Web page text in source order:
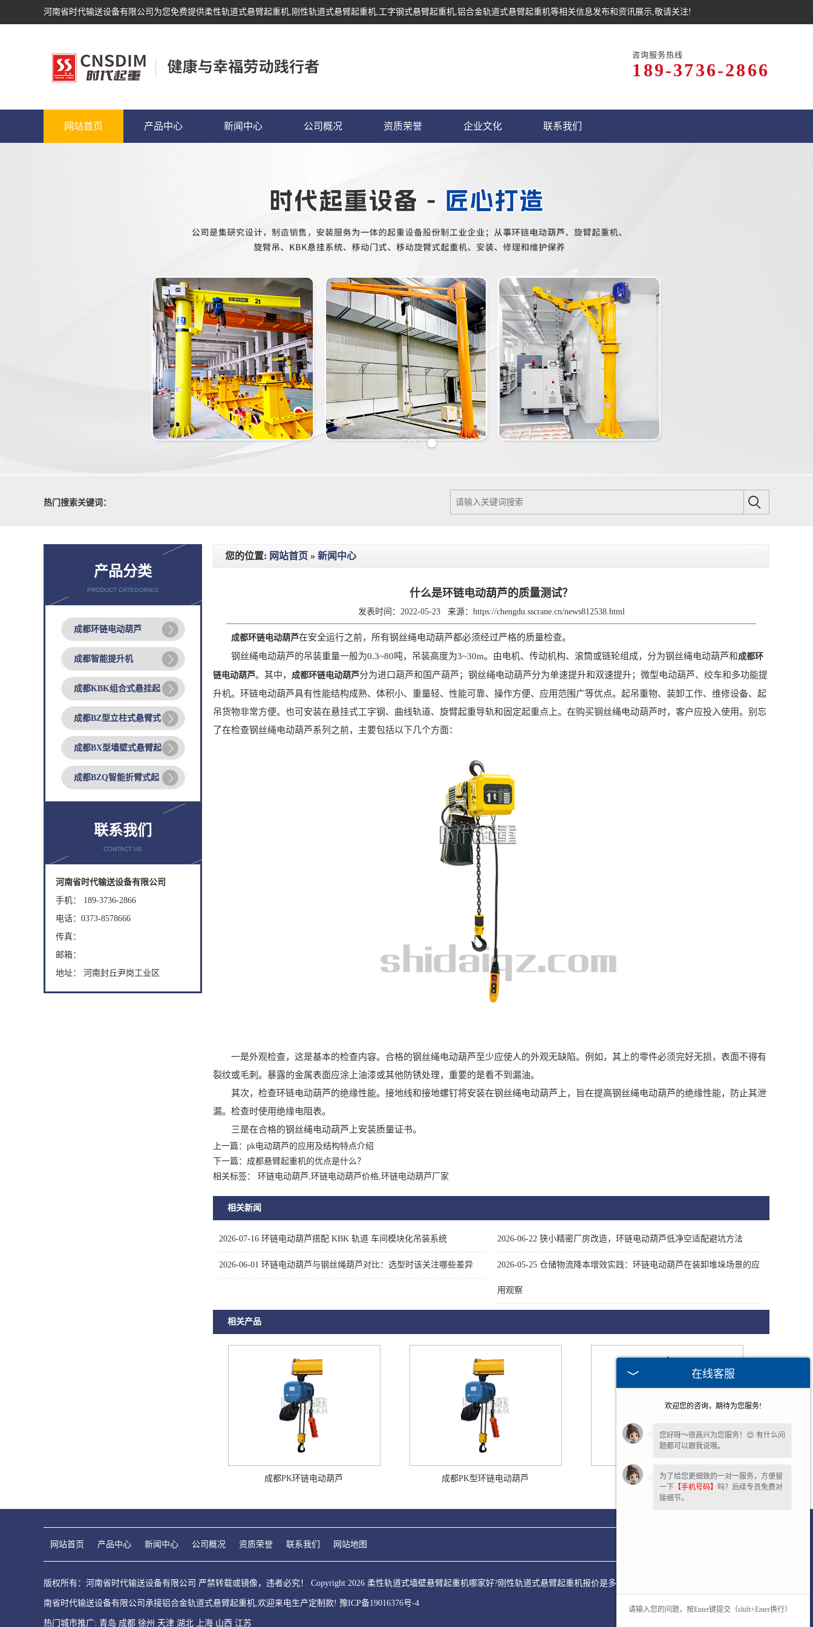
河南省时代输送设备有限公司为您免费提供柔性轨道式悬臂起重机,刚性轨道式悬臂起重机,工字钢式悬臂起重机,铝合金轨道式悬臂起重机等相关信息发布和资讯展示,敬请关注!
咨询服务热线
189-3736-2866
网站首页 产品中心 新闻中心 公司概况 资质荣誉 企业文化 联系我们
热门搜索关键词：
产品分类
PRODUCT CATEGORIES
成都环链电动葫芦
成都智能提升机
成都KBK组合式悬挂起
成都BZ型立柱式悬臂式
成都BX型墙壁式悬臂起
成都BZQ智能折臂式起
联系我们
CONTACT US
河南省时代输送设备有限公司
手机： 189-3736-2866
电话：0373-8578666
传真：
邮箱：
地址： 河南封丘尹岗工业区
您的位置: 网站首页 » 新闻中心
什么是环链电动葫芦的质量测试？
发表时间：2022-05-23 来源： https://chengdu.sscrane.cn/news812538.html
成都环链电动葫芦在安全运行之前，所有钢丝绳电动葫芦都必须经过严格的质量检查。
钢丝绳电动葫芦的吊装重量一般为0.3~80吨，吊装高度为3~30m。由电机、传动机构、滚筒或链轮组成，分为钢丝绳电动葫芦和 成都环
链电动葫芦。其中， 成都环链电动葫芦分为进口葫芦和国产葫芦；钢丝绳电动葫芦分为单速提升和双速提升；微型电动葫芦、绞车和多功能提
升机。环链电动葫芦具有性能结构成熟、体积小、重量轻、性能可靠、操作方便、应用范围广等优点。起吊重物、装卸工作、维修设备、起
吊货物非常方便。也可安装在悬挂式工字钢、曲线轨道、旋臂起重导轨和固定起重点上。在购买钢丝绳电动葫芦时，客户应投入使用。别忘
了在检查钢丝绳电动葫芦系列之前，主要包括以下几个方面：
一是外观检查，这是基本的检查内容。合格的钢丝绳电动葫芦至少应使人的外观无缺陷。例如，其上的零件必须完好无损，表面不得有
裂纹或毛刺。暴露的金属表面应涂上油漆或其他防锈处理，重要的是看不到漏油。
其次，检查环链电动葫芦的绝缘性能。接地线和接地螺钉将安装在钢丝绳电动葫芦上，旨在提高钢丝绳电动葫芦的绝缘性能，防止其泄
漏。检查时使用绝缘电阻表。
三是在合格的钢丝绳电动葫芦上安装质量证书。
上一篇： pk电动葫芦的应用及结构特点介绍
下一篇： 成都悬臂起重机的优点是什么？
相关标签： 环链电动葫芦,环链电动葫芦价格,环链电动葫芦厂家
相关新闻
2026-07-16 环链电动葫芦搭配 KBK 轨道 车间模块化吊装系统 2026-06-22 狭小精密厂房改造，环链电动葫芦低净空适配避坑方法
2026-06-01 环链电动葫芦与钢丝绳葫芦对比：选型时该关注哪些差异 2026-05-25 仓储物流降本增效实践：环链电动葫芦在装卸堆垛场景的应
用观察
相关产品
成都PK环链电动葫芦 成都PK型环链电动葫芦 成都小环链电动葫芦
网站首页 产品中心 新闻中心 公司概况 资质荣誉 联系我们 网站地图
版权所有：河南省时代输送设备有限公司 严禁转载或镜像，违者必究！ Copyright 2026 柔性轨道式墙壁悬臂起重机哪家好?刚性轨道式悬臂起重机报价是多少?工工字钢式悬臂起重机质量怎么样?河
南省时代输送设备有限公司承接铝合金轨道式悬臂起重机,欢迎来电生产定制款! 豫ICP备19016376号-4
热门城市推广: 青岛 成都 徐州 天津 湖北 上海 山西 江苏
在线客服
欢迎您的咨询，期待为您服务!
您好呀～很高兴为您服务！😊 有什么问
题都可以跟我说哦。
为了给您更细致的一对一服务，方便留
一下 【手机号码】 吗？后续专员免费对
接细节。